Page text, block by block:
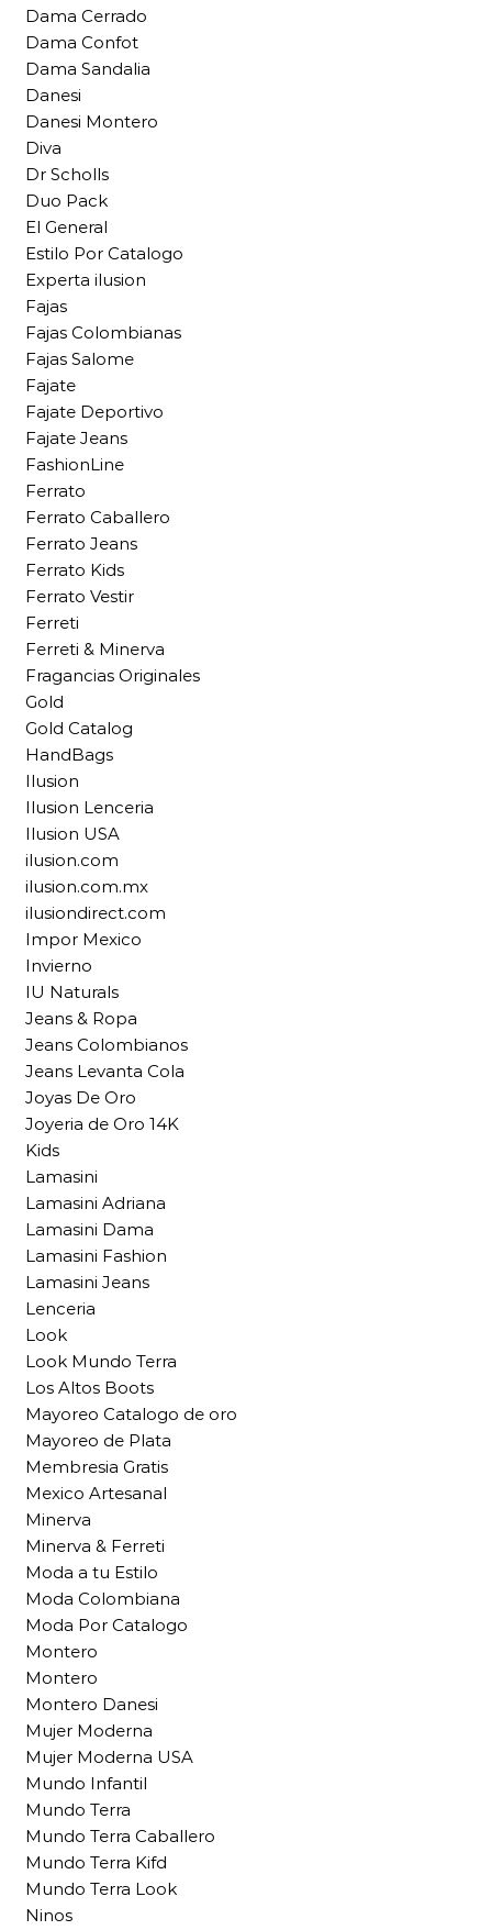
Dama Cerrado
Dama Confot
Dama Sandalia
Danesi
Danesi Montero
Diva
Dr Scholls
Duo Pack
El General
Estilo Por Catalogo
Experta ilusion
Fajas
Fajas Colombianas
Fajas Salome
Fajate
Fajate Deportivo
Fajate Jeans
FashionLine
Ferrato
Ferrato Caballero
Ferrato Jeans
Ferrato Kids
Ferrato Vestir
Ferreti
Ferreti & Minerva
Fragancias Originales
Gold
Gold Catalog
HandBags
Ilusion
Ilusion Lenceria
Ilusion USA
ilusion.com
ilusion.com.mx
ilusiondirect.com
Impor Mexico
Invierno
IU Naturals
Jeans & Ropa
Jeans Colombianos
Jeans Levanta Cola
Joyas De Oro
Joyeria de Oro 14K
Kids
Lamasini
Lamasini Adriana
Lamasini Dama
Lamasini Fashion
Lamasini Jeans
Lenceria
Look
Look Mundo Terra
Los Altos Boots
Mayoreo Catalogo de oro
Mayoreo de Plata
Membresia Gratis
Mexico Artesanal
Minerva
Minerva & Ferreti
Moda a tu Estilo
Moda Colombiana
Moda Por Catalogo
Montero
Montero
Montero Danesi
Mujer Moderna
Mujer Moderna USA
Mundo Infantil
Mundo Terra
Mundo Terra Caballero
Mundo Terra Kifd
Mundo Terra Look
Ninos